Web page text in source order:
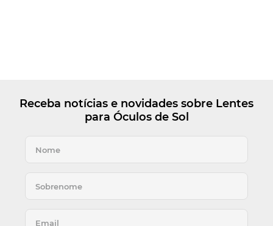
Receba notícias e novidades sobre Lentes
para Óculos de Sol